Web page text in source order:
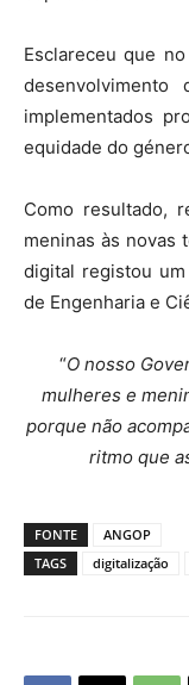
Esclareceu que
implementados
equidade do
Como resultado,
meninas às novas
digital registou
de Engenharia e
“O nosso
mulheres e
porque não
ritmo que
FONTE
ANGOP
TAGS
digitalização